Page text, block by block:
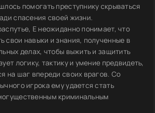
помогать преступнику скрываться
спасения своей жизни.
Е неожиданно понимает, что
свои навыки и знания, полученные в
делах, чтобы выжить и защитить
логику, тактику и умение предвидеть,
на шаг впереди своих врагов. Со
игрока ему удается стать
криминальным